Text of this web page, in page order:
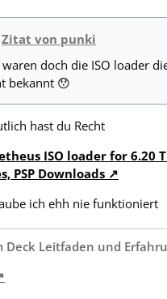
Zitat von punki
waren doch die ISO loader
bekannt 😯
hast du Recht
ISO loader for 6.20
PSP Downloads
ich ehh nie funktioniert
Deck Leitfaden und